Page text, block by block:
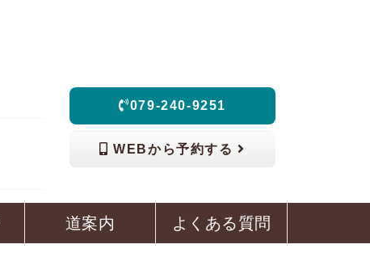
079-240-9251
WEBから予約する
道案内 よくある質問